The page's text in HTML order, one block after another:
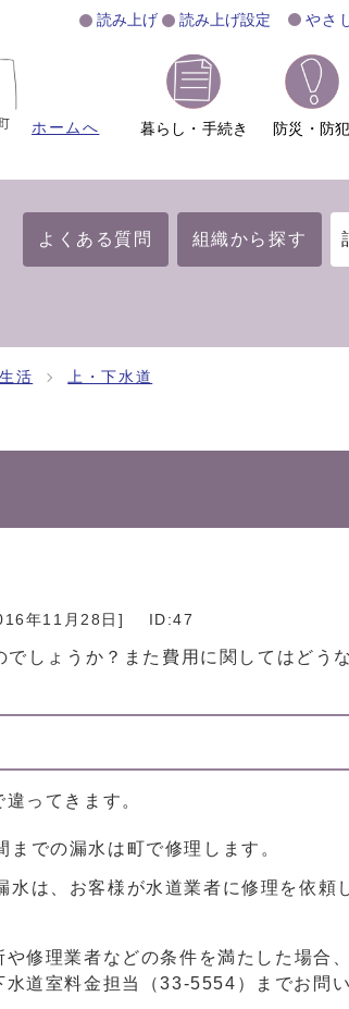
読み上げ 読み上げ設定 やさ
ホームへ 暮らし・手続き 防災・防犯
よくある質問 組織から探す
活 上・下水道
年11月28日] ID:47
しょうか？また費用に関してはどう
ってきます。
での漏水は町で修理します。
水は、お客様が水道業者に修理を依頼
修理業者などの条件を満たした場合
道室料金担当（33-5554）までお問